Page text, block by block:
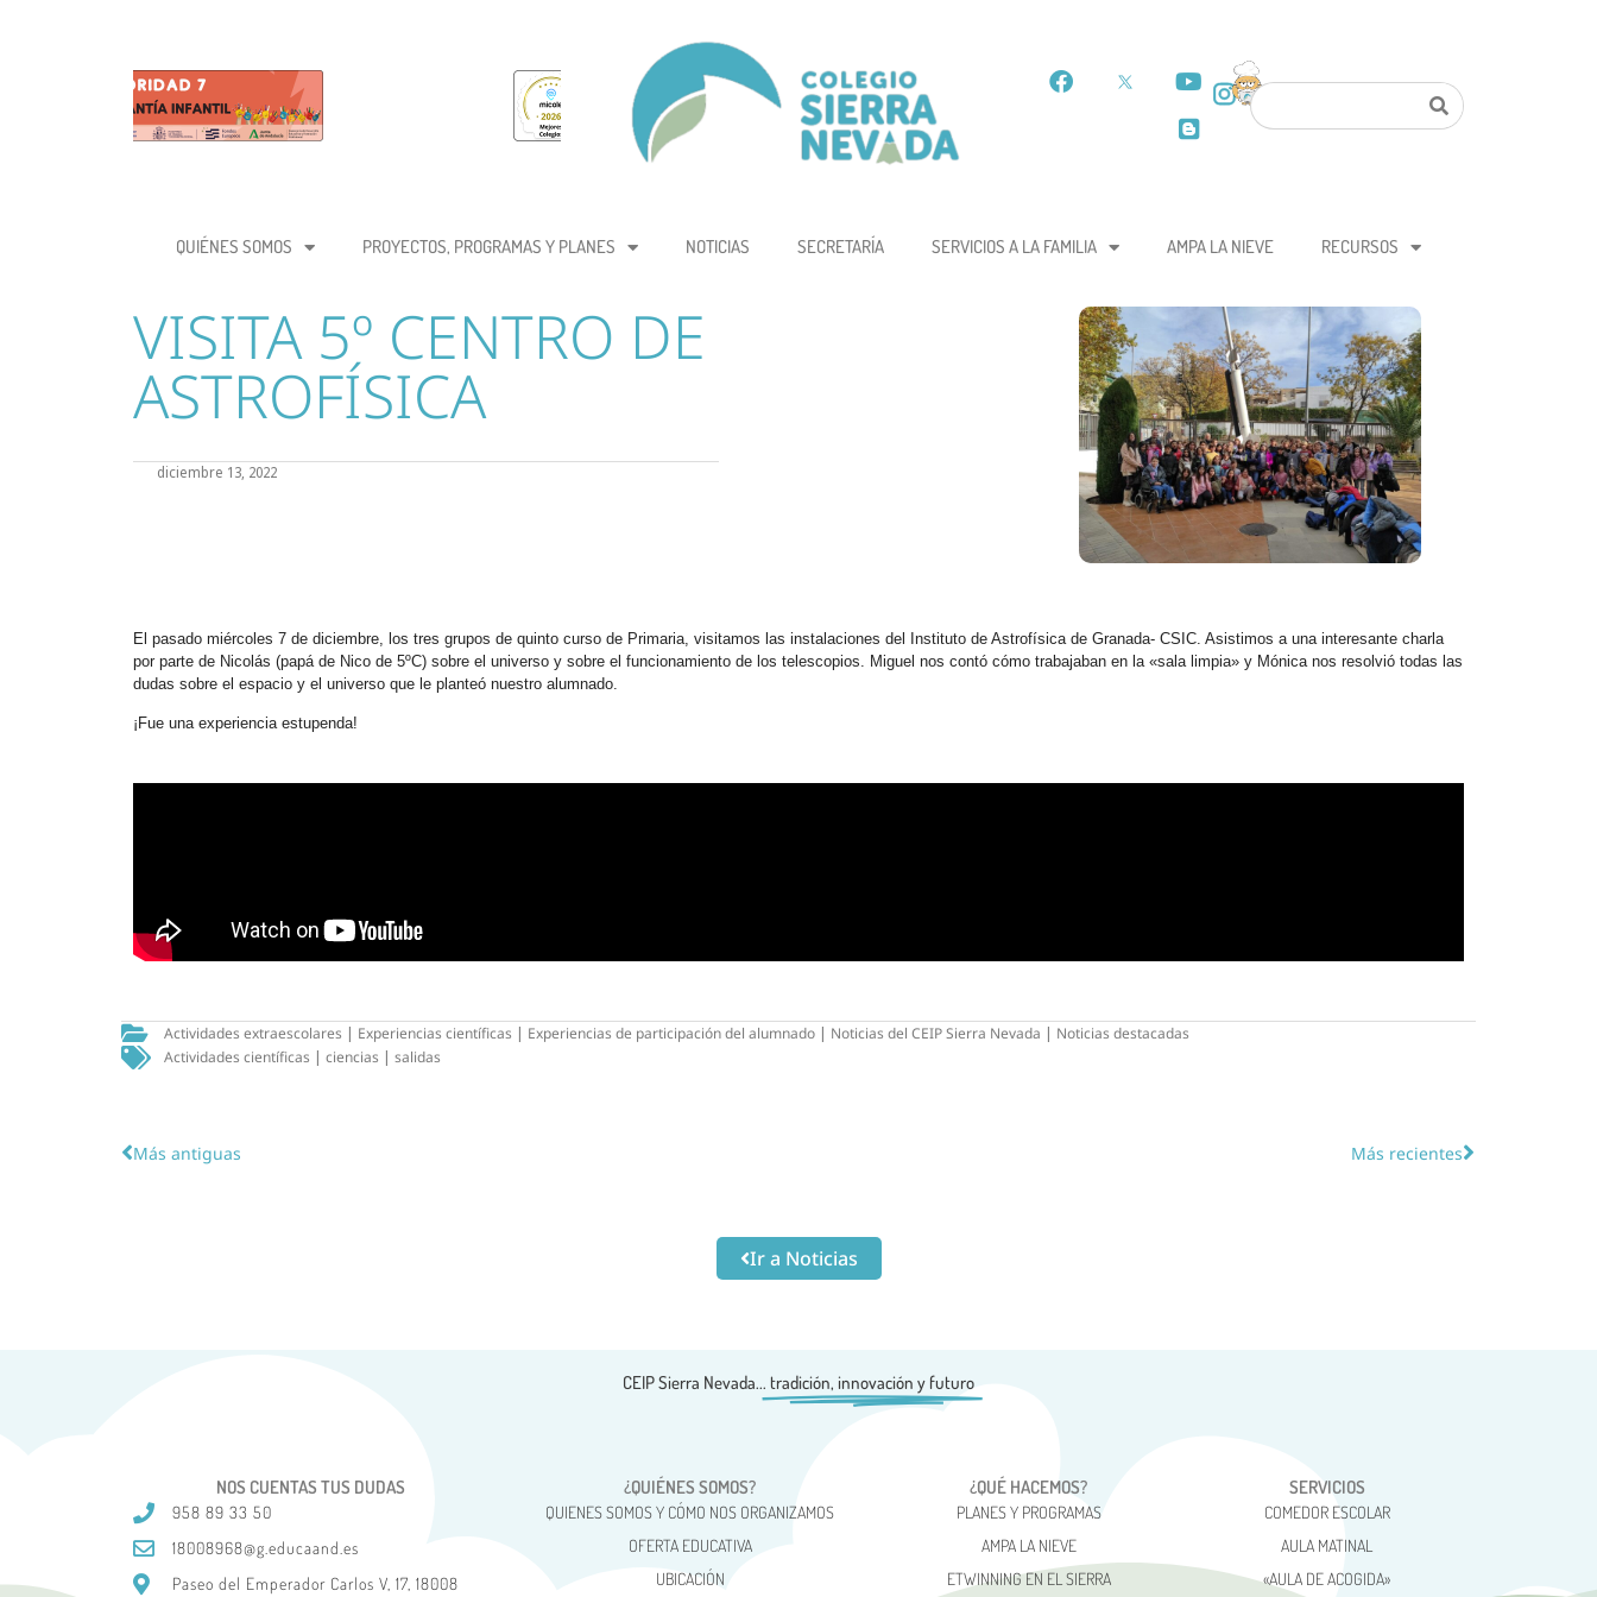
QUIÉNES SOMOS PROYECTOS, PROGRAMAS Y PLANES NOTICIAS SECRETARÍA SERVICIOS A LA FAMILIA AMPA LA NIEVE RECURSOS
VISITA 5º CENTRO DE
ASTROFÍSICA
diciembre 13, 2022
El pasado miércoles 7 de diciembre, los tres grupos de quinto curso de Primaria, visitamos las instalaciones del Instituto de Astrofísica de Granada- CSIC. Asistimos a una interesante charla
por parte de Nicolás (papá de Nico de 5ºC) sobre el universo y sobre el funcionamiento de los telescopios. Miguel nos contó cómo trabajaban en la «sala limpia» y Mónica nos resolvió todas las
dudas sobre el espacio y el universo que le planteó nuestro alumnado.
¡Fue una experiencia estupenda!
Actividades extraescolares | Experiencias científicas | Experiencias de participación del alumnado | Noticias del CEIP Sierra Nevada | Noticias destacadas
Actividades científicas | ciencias | salidas
Más antiguas Más recientes
Ir a Noticias
CEIP Sierra Nevada... tradición, innovación y futuro
NOS CUENTAS TUS DUDAS
958 89 33 50
18008968@g.educaand.es
Paseo del Emperador Carlos V, 17, 18008
¿QUIÉNES SOMOS?
QUIENES SOMOS Y CÓMO NOS ORGANIZAMOS
OFERTA EDUCATIVA
UBICACIÓN
¿QUÉ HACEMOS?
PLANES Y PROGRAMAS
AMPA LA NIEVE
ETWINNING EN EL SIERRA
SERVICIOS
COMEDOR ESCOLAR
AULA MATINAL
«AULA DE ACOGIDA»